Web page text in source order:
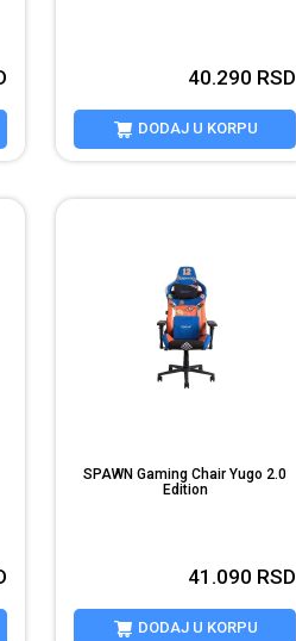
40.290 RSD
DODAJ U KORPU
SPAWN Gaming Chair Yugo 2.0
Edition
41.090 RSD
DODAJ U KORPU